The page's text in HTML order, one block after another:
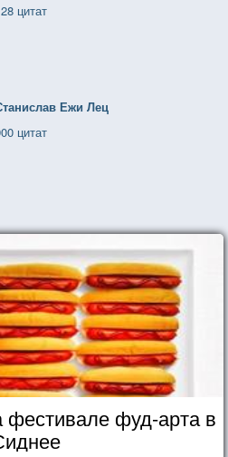
цитат
Ежи Лец
цитат
фуд-арта в